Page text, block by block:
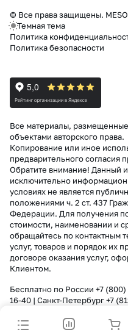
© Все права защищены.
Темная тема
Политика
Политика безопасности
Все материалы,
объектами авторского права.
Копирование или иное
предварительного согласия
Обратите внимание! Данный
исключительно
условиях не является
положениями ч. 2 ст. 437
Федерации. Для получения
стоимости, наименовании и
обращайтесь по контактным
услуг, товаров и порядок их
договоре оказания услуг,
Клиентом.
Бесплатно по России +7
16-40 | Санкт-Петербург+7